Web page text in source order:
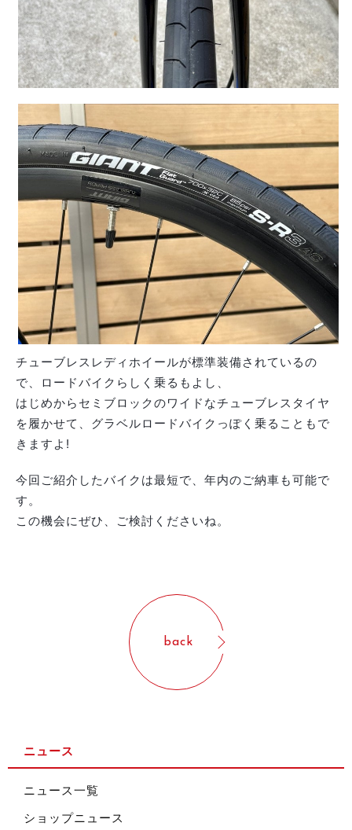
チューブレスレディホイールが標準装備されているの
で、ロードバイクらしく乗るもよし、
はじめからセミブロックのワイドなチューブレスタイヤ
を履かせて、グラベルロードバイクっぽく乗ることもで
きますよ!
今回ご紹介したバイクは最短で、年内のご納車も可能で
す。
この機会にぜひ、ご検討くださいね。
back
ニュース
ニュース一覧
ショップニュース